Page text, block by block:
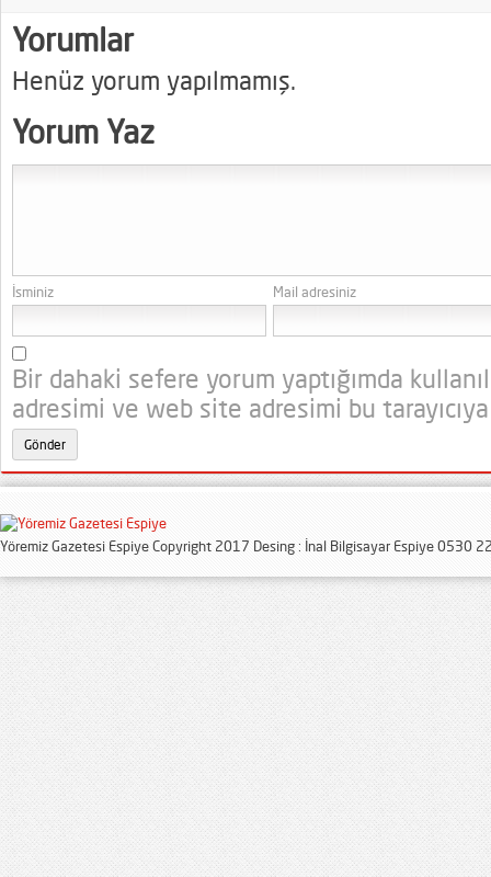
Yorumlar
Henüz yorum yapılmamış.
Yorum Yaz
İsminiz Mail adresiniz
Bir dahaki sefere yorum yaptığımda
adresimi ve web site adresimi bu
Yöremiz Gazetesi Espiye Copyright 2017 Desing : İnal Bilgisayar Espiye 0530